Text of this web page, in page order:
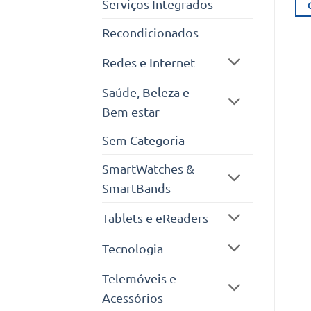
Serviços Integrados
Recondicionados
Redes e Internet
Saúde, Beleza e
Bem estar
Sem Categoria
SmartWatches &
SmartBands
Tablets e eReaders
Tecnologia
Telemóveis e
Acessórios